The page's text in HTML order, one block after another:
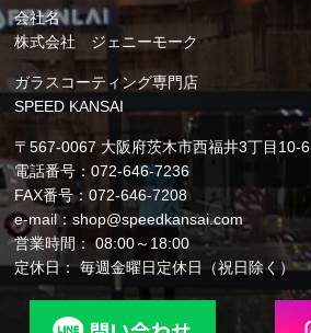
会社名
株式会社 ジェニーモーク
ガラスコーティング専門店
SPEED KANSAI
〒567-0067 大阪府茨木市西福井3丁目10-6
電話番号：072-646-7236
FAX番号：072-646-7208
e-mail：shop@speedkansai.com
営業時間： 08:00～18:00
定休日： 毎週金曜日定休日（祝日除く）